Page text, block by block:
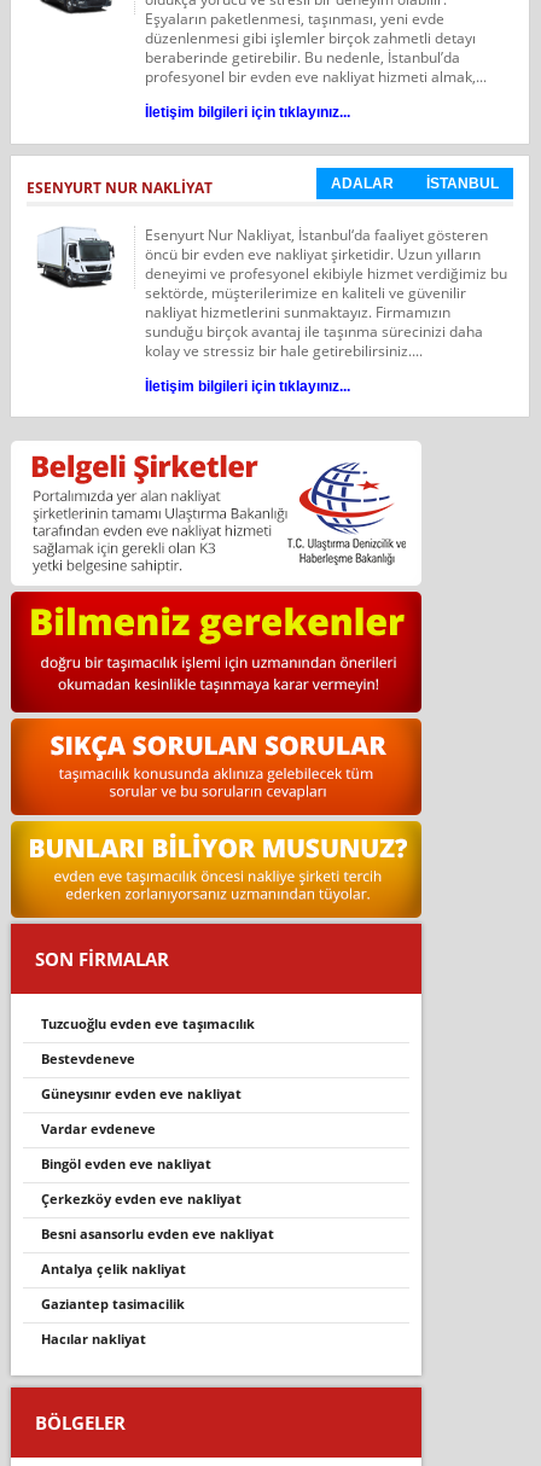
Eşyaların paketlenmesi, taşınması, yeni evde
düzenlenmesi gibi işlemler birçok zahmetli detayı
beraberinde getirebilir. Bu nedenle, İstanbul’da
profesyonel bir evden eve nakliyat hizmeti almak,...
İletişim bilgileri için tıklayınız...
ESENYURT NUR NAKLIYAT ADALAR İSTANBUL
Esenyurt Nur Nakliyat, İstanbul‘da faaliyet gösteren
öncü bir evden eve nakliyat şirketidir. Uzun yılların
deneyimi ve profesyonel ekibiyle hizmet verdiğimiz bu
sektörde, müşterilerimize en kaliteli ve güvenilir
nakliyat hizmetlerini sunmaktayız. Firmamızın
sunduğu birçok avantaj ile taşınma sürecinizi daha
kolay ve stressiz bir hale getirebilirsiniz....
İletişim bilgileri için tıklayınız...
SON FİRMALAR
tuzcuoğlu evden eve taşımacılık
bestevdeneve
güneysinir evden eve nakli̇yat
vardar evdeneve
bingöl evden eve nakliyat
çerkezköy evden eve nakli̇yat
besni asansorlu evden eve nakliyat
antalya çelik nakliyat
gazi̇antep tasi̇maci̇li̇k
hacilar nakli̇yat
BÖLGELER